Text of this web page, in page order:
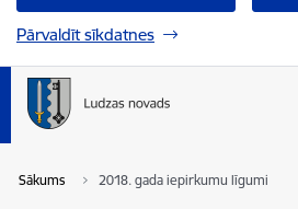
Pārvaldīt sīkdatnes
Sākums 2018. gada iepirkumu līgumi